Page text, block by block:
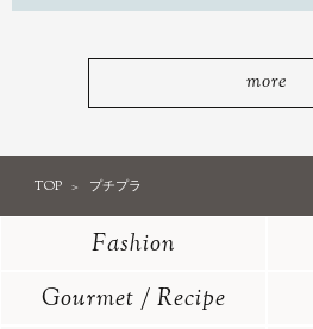
more
TOP プチプラ
Fashion
Gourmet / Recipe